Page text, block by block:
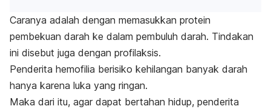
Caranya adalah dengan memasukkan protein
pembekuan darah ke dalam pembuluh darah. Tindakan
ini disebut juga dengan profilaksis.
Penderita hemofilia berisiko kehilangan banyak darah
hanya karena luka yang ringan.
Maka dari itu, agar dapat bertahan hidup, penderita